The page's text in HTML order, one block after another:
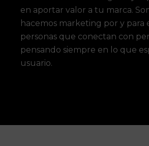
en aportar valor a tu marca.
hacemos marketing por y para
personas que conectan con
pensando siempre en lo que
usuario.